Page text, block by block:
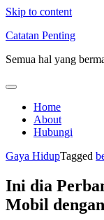
Skip to content
Catatan Penting
Semua hal yang
Home
About
Hubungi
Gaya HidupTagged
Ini dia
Mobil